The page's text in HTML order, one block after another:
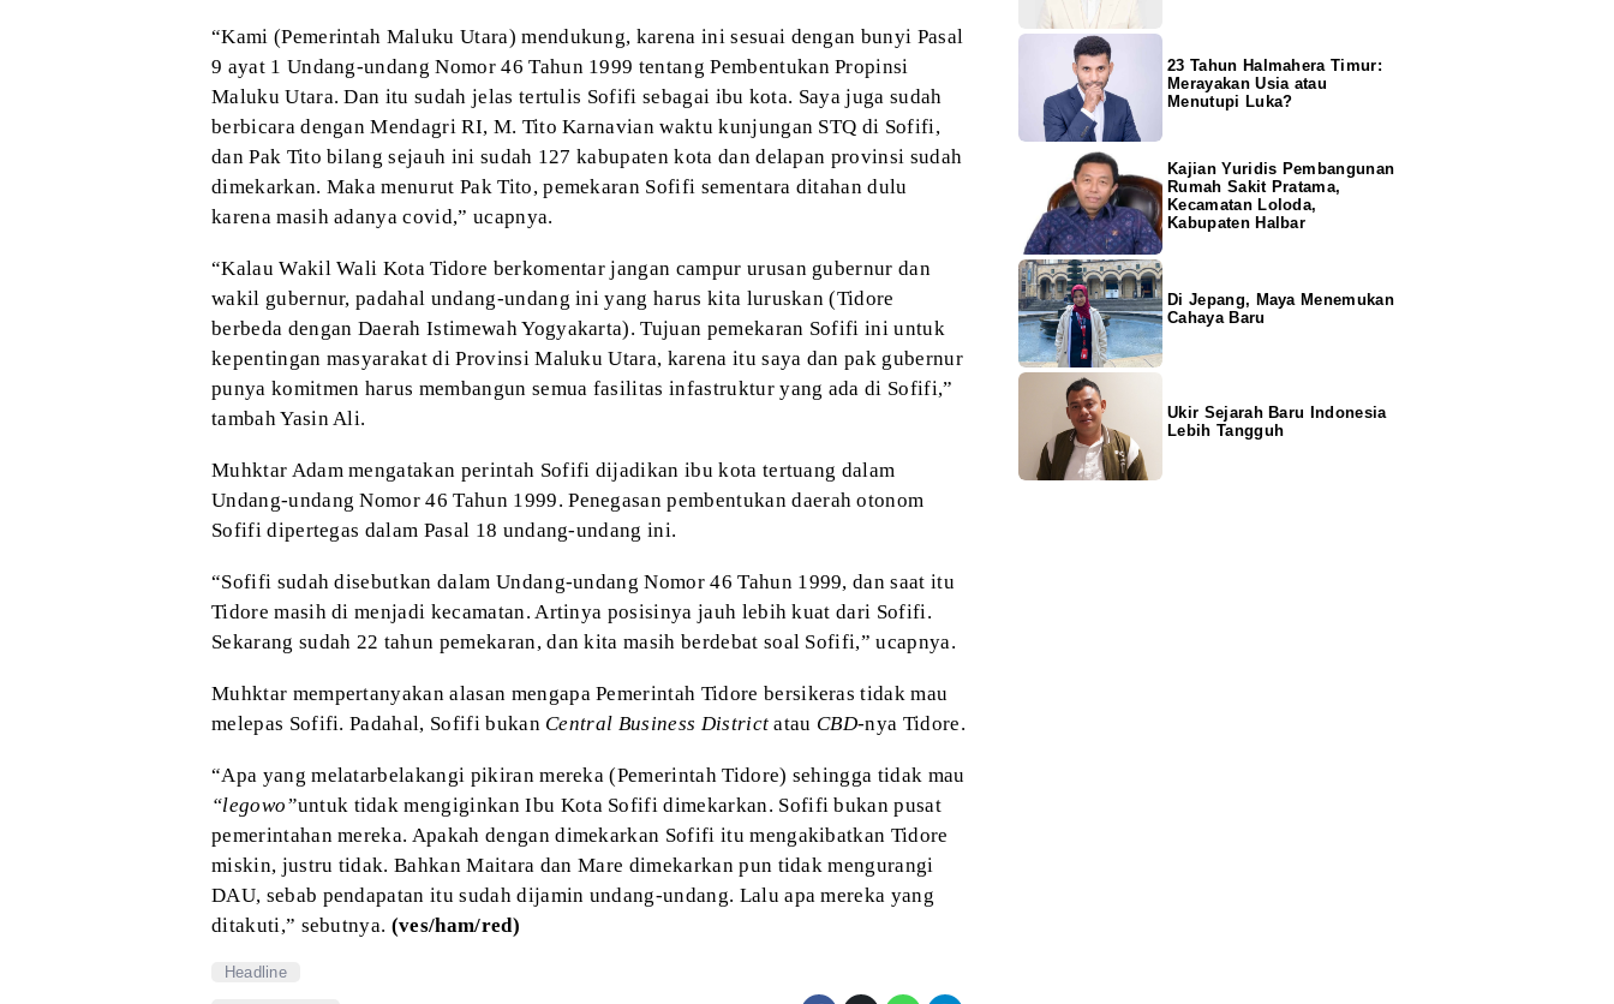
“Kami (Pemerintah Maluku Utara) mendukung, karena ini sesuai dengan bunyi Pasal
9 ayat 1 Undang-undang Nomor 46 Tahun 1999 tentangPembentukanPropinsi
Maluku Utara. Dan itu sudah jelas tertulis Sofifi sebagai ibu kota. Saya juga sudah
berbicara dengan Mendagri RI, M. Tito Karnavian waktu kunjungan STQ di Sofifi,
dan Pak Tito bilang sejauh ini sudah 127 kabupaten kota dan delapan provinsi sudah
dimekarkan. Maka menurut Pak Tito, pemekaran Sofifi sementara ditahan dulu
karena masih adanya covid,” ucapnya.
“Kalau Wakil Wali Kota Tidore berkomentar jangan campur urusan gubernur dan
wakil gubernur, padahal undang-undang ini yang harus kita luruskan (Tidore
berbeda dengan Daerah Istimewah Yogyakarta). Tujuan pemekaran Sofifi ini untuk
kepentingan masyarakat di Provinsi Maluku Utara, karena itu saya dan pak gubernur
punya komitmen harus membangun semua fasilitas infastrukturyang ada di Sofifi,”
tambah Yasin Ali.
Muhktar Adam mengatakan perintah Sofifi dijadikan ibu kota tertuang dalam
Undang-undang Nomor 46 Tahun 1999. Penegasan pembentukan daerah otonom
Sofifi dipertegas dalam Pasal 18 undang-undang ini.
“Sofifi sudah disebutkan dalam Undang-undang Nomor 46 Tahun1999, dan saat itu
Tidore masih di menjadi kecamatan. Artinya posisinya jauh lebih kuat dari Sofifi.
Sekarang sudah 22 tahun pemekaran, dan kita masih berdebat soal Sofifi,” ucapnya.
Muhktar mempertanyakan alasan mengapa Pemerintah Tidore bersikeras tidak mau
melepas Sofifi. Padahal, Sofifi bukan Central Business District atau CBD-nya Tidore.
“Apa yang melatarbelakangi pikiran mereka (PemerintahTidore) sehingga tidak mau
“legowo”untuk tidak mengiginkan Ibu Kota Sofifi dimekarkan. Sofifi bukan pusat
pemerintahan mereka. Apakah dengan dimekarkan Sofifi itu mengakibatkan Tidore
miskin, justru tidak. Bahkan Maitara dan Mare dimekarkan pun tidak mengurangi
DAU, sebab pendapatan itu sudah dijamin undang-undang. Lalu apa mereka yang
ditakuti,” sebutnya. (ves/ham/red)
Headline
23 Tahun Halmahera Timur:
Merayakan Usia atau
Menutupi Luka?
Kajian Yuridis Pembangunan
Rumah Sakit Pratama,
Kecamatan Loloda,
Kabupaten Halbar
Di Jepang, Maya Menemukan
Cahaya Baru
Ukir Sejarah Baru Indonesia
Lebih Tangguh